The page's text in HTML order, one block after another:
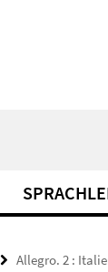
Allegro. 2 :